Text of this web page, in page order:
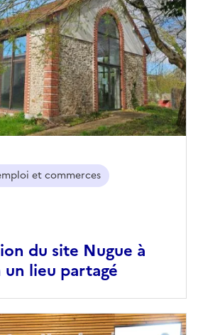
du site Nugue à
lieu partagé
et commerces